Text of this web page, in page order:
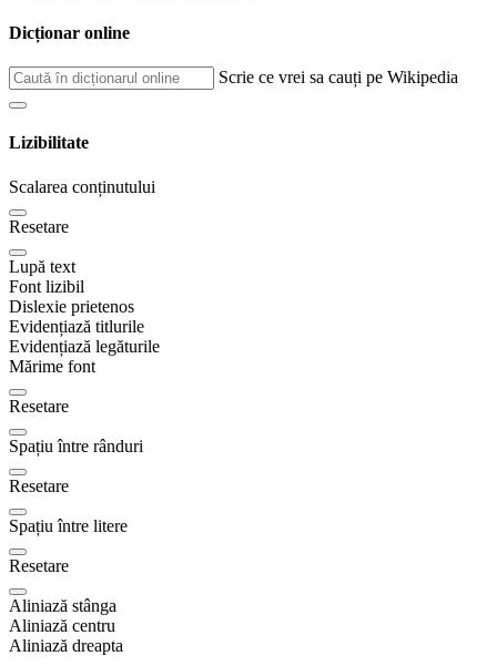
Dicționar online
Scrie ce vrei sa cauți pe Wikipedia
Lizibilitate
Scalarea conținutului
Resetare
Lupă text
Font lizibil
Dislexie prietenos
Evidențiază titlurile
Evidențiază legăturile
Mărime font
Resetare
Spațiu între rânduri
Resetare
Spațiu între litere
Resetare
Aliniază stânga
Aliniază centru
Aliniază dreapta